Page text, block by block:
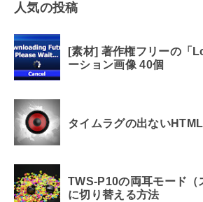
人気の投稿
[素材] 著作権フリーの「
ーション画像 40個
タイムラグの出ない
TWS-P10の両耳モード（
に切り替える方法